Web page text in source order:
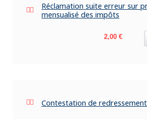
Réclamation suite erreur sur
mensualisé des impôts
Prix
2,00 €
Contestation de